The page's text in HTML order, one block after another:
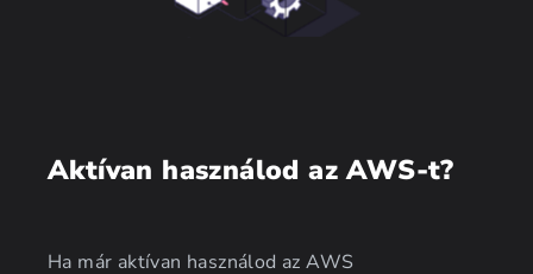
Aktívan használod az AWS-t?
Ha már aktívan használod az AWS